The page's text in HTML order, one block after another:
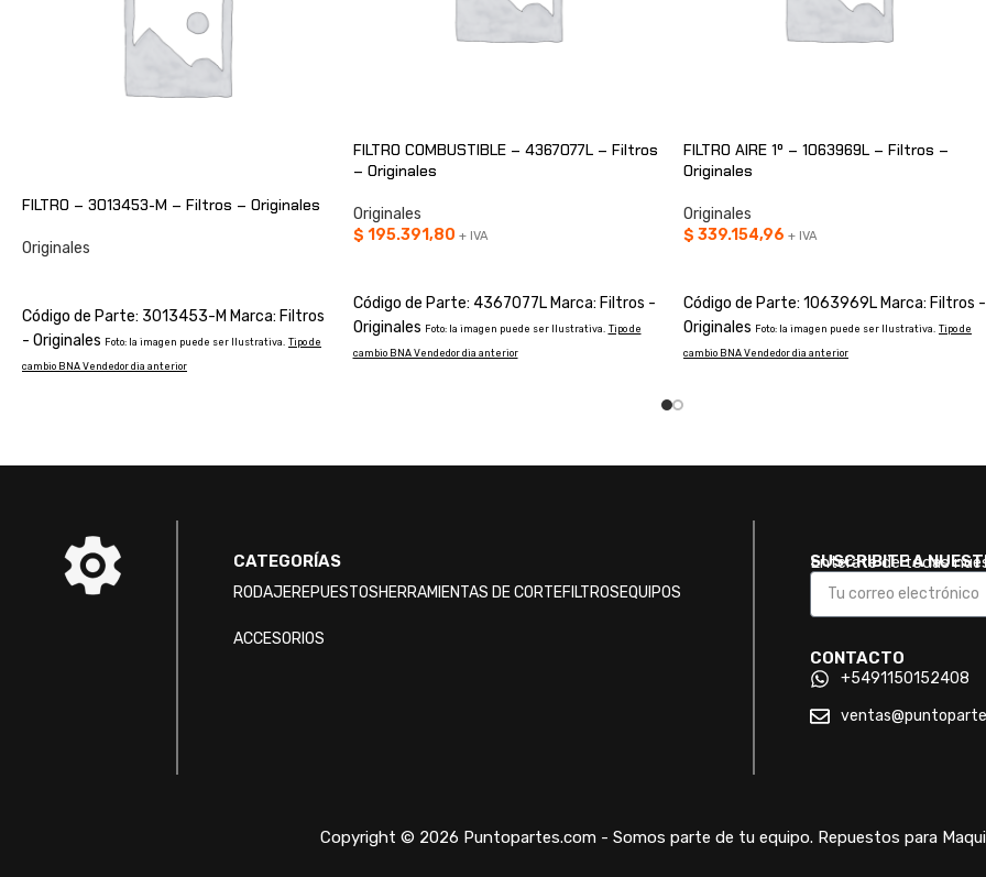
FILTRO – 3013453-M – Filtros – Originales
Originales
Código de Parte: 3013453-M Marca: Filtros
- Originales Foto: la imagen puede ser Ilustrativa. Tipo de
cambio BNA Vendedor dia anterior
FILTRO COMBUSTIBLE – 4367077L – Filtros
– Originales
Originales
$ 195.391,80 + IVA
Código de Parte: 4367077L Marca: Filtros -
Originales Foto: la imagen puede ser Ilustrativa. Tipo de
cambio BNA Vendedor dia anterior
FILTRO AIRE 1º – 1063969L – Filtros –
Originales
Originales
$ 339.154,96 + IVA
Código de Parte: 1063969L Marca: Filtros -
Originales Foto: la imagen puede ser Ilustrativa. Tipo de
cambio BNA Vendedor dia anterior
CATEGORÍAS
RODAJEREPUESTOSHERRAMIENTAS DE CORTEFILTROSEQUIPOS
ACCESORIOS
SUSCRIBITE A
Enterate de todas
CONTACTO
+5491150152408
Copyright © 2026 Puntopartes.com - Somos parte de tu equipo. Repuestos para